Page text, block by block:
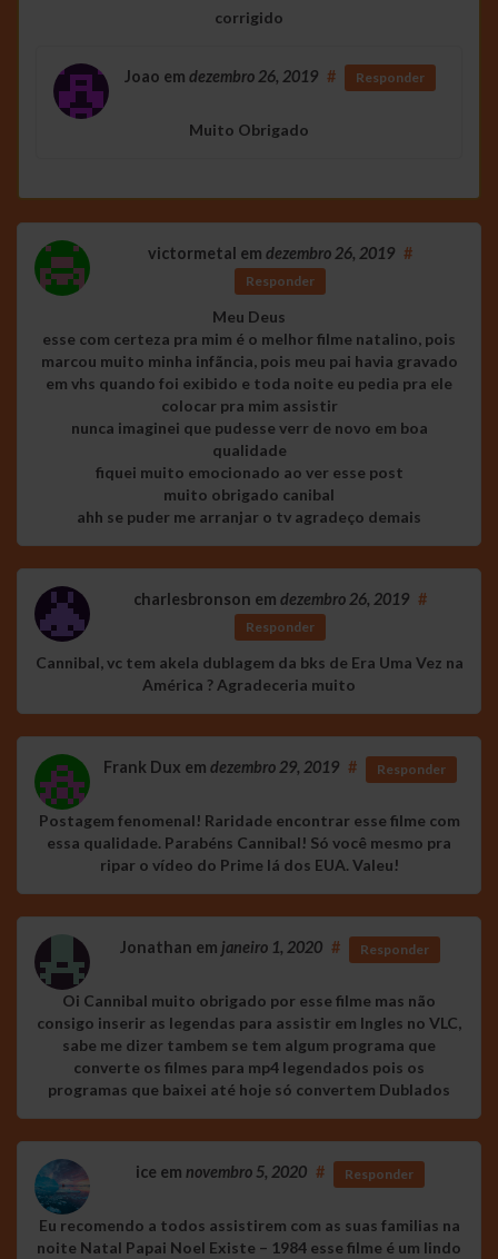
corrigido
Joao em dezembro 26, 2019 # Responder
Muito Obrigado
victormetal em dezembro 26, 2019 #
Responder
Meu Deus
esse com certeza pra mim é o melhor filme natalino, pois
marcou muito minha infãncia, pois meu pai havia gravado
em vhs quando foi exibido e toda noite eu pedia pra ele
colocar pra mim assistir
nunca imaginei que pudesse verr de novo em boa
qualidade
fiquei muito emocionado ao ver esse post
muito obrigado canibal
ahh se puder me arranjar o tv agradeço demais
charlesbronson em dezembro 26, 2019 #
Responder
Cannibal, vc tem akela dublagem da bks de Era Uma Vez na
América ? Agradeceria muito
Frank Dux em dezembro 29, 2019 # Responder
Postagem fenomenal! Raridade encontrar esse filme com
essa qualidade. Parabéns Cannibal! Só você mesmo pra
ripar o vídeo do Prime lá dos EUA. Valeu!
Jonathan em janeiro 1, 2020 # Responder
Oi Cannibal muito obrigado por esse filme mas não
consigo inserir as legendas para assistir em Ingles no VLC,
sabe me dizer tambem se tem algum programa que
converte os filmes para mp4 legendados pois os
programas que baixei até hoje só convertem Dublados
ice em novembro 5, 2020 # Responder
Eu recomendo a todos assistirem com as suas familias na
noite Natal Papai Noel Existe – 1984 esse filme é um lindo